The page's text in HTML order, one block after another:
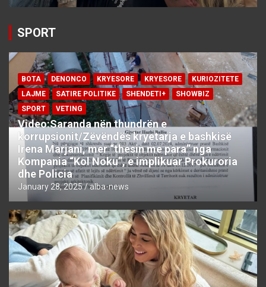
SPORT
BOTA DENONCO KRYESORE KRYESORE
KURIOZITETE
LAJME
SATIRE POLITIKE SHENDETI+
SHOWBIZ
SPORT
VETING
Video:Saranda nën thundrën e
korrupsionit/Zëvëndës kryetarja e bashkisë
Irena Marjani, mer “thesin me para” nga
Kompania “Kol Noku”, e implikuar Prokuroria
dhe Policia
January 28, 2025 alba-news